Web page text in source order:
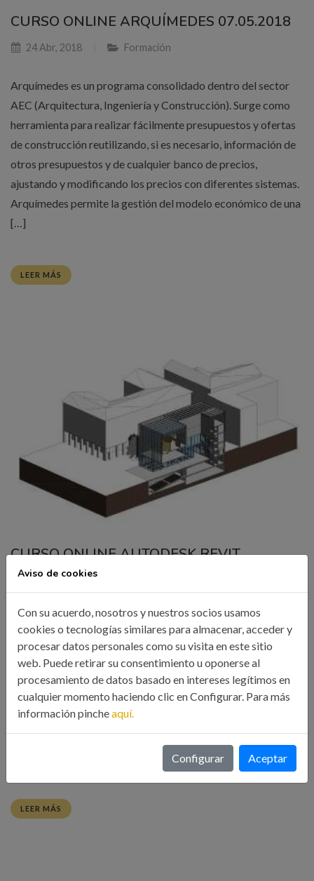
CURSO ONLINE ARQUÍMEDES 07.05.2018
24 Abr, 2018 Formación
Arquímedes es un programa consolidado dentro del sector
AEC (Arquitectura, Ingeniería y Construcción). Surge como
herramienta para realizar fácilmente presupuestos y ofertas
de construcción reutilizando, si es necesario, información de
otros presupuestos y de cualquier banco de precios,
ajustando y modificando los precios con diferentes sistemas.
Arquímedes permite la gestión del modelo económico de una
[…]
LEER MÁS
CURSO ONLINE AUTODESK REVIT
ARCHITECTURE INTERMEDIO
Organizado por el Ilustre Colegio Oficial de Ingenieros
Industriales de Galicia PRESENTACIÓN: REVIT es la
aplicación BIM principal de Autodesk, los creadores de
AutoCAD y 3ds Max. REVIT se presenta en tres versiones,
Architecture, Structure y MEP, para dar respuesta a los
proyectos de arquitectura, estructuras e instalaciones. REVIT
LEER MÁS
Aviso de cookies
Con su acuerdo, nosotros y nuestros socios usamos
cookies o tecnologías similares para almacenar, acceder y
procesar datos personales como su visita en este sitio
web. Puede retirar su consentimiento u oponerse al
procesamiento de datos basado en intereses legítimos en
cualquier momento haciendo clic en Configurar. Para más
información pincheaquí.
Configurar Aceptar